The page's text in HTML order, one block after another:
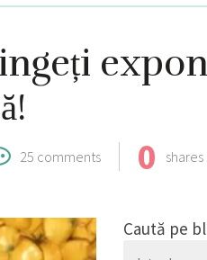
25 comments 0 shares
Caută pe